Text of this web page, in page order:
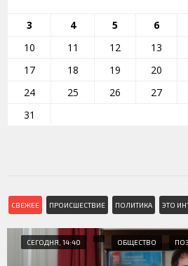
3
4 5 6
10
11 12 13
17
18 19 20
24
25 26 27
31
СВЕЖЕЕ ПРОИСШЕСТВИЕ ПОЛИТИКА ЭТО
СЕГОДНЯ, 14:40 ОБЩЕСТВО